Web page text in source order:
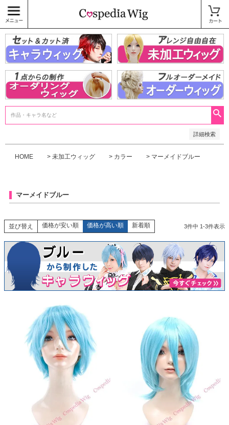
詳細検索
〜
商品タグ
キャラウィッグ
未加工ウィッグ
ベースウィッグ
衣装
SALE中
HOME 未加工ウィッグ カラー マーメイドブルー
マーメイドブルー
並び替え 価格が安い順 価格が高い順 新着順 3件中 1-3件表示